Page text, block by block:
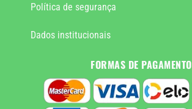
Política de segurança
Dados institucionais
FORMAS DE PAGAMENTO